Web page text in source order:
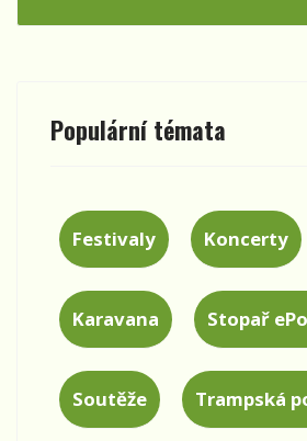
Populární témata
Festivaly Koncerty
Karavana Stopař
Soutěže Trampská